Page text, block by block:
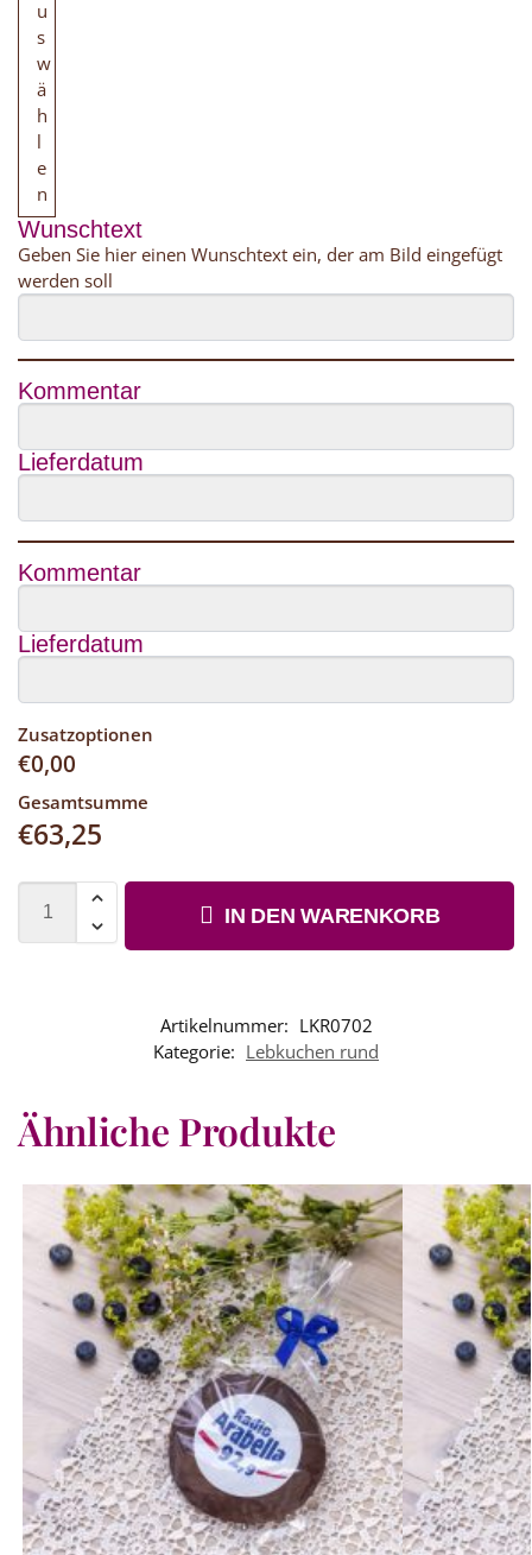
u
s
w
ä
h
l
e
n
Wunschtext
Geben Sie hier einen Wunschtext ein, der am Bild eingefügt
werden soll
Kommentar
Lieferdatum
Kommentar
Lieferdatum
Zusatzoptionen
€0,00
Gesamtsumme
€63,25
IN DEN WARENKORB
Artikelnummer: LKR0702
Kategorie: Lebkuchen rund
Ähnliche Produkte